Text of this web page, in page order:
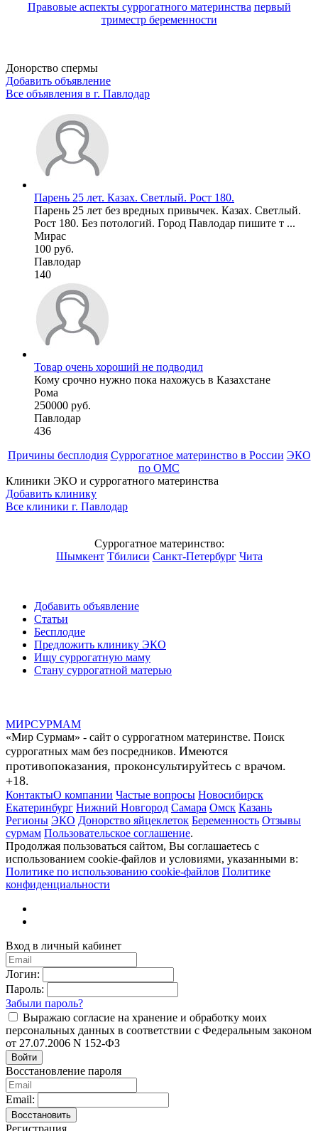
Правовые аспекты суррогатного материнства первый
триместр беременности
Донорство спермы
Добавить объявление
Все объявления в г. Павлодар
Парень 25 лет. Казах. Светлый. Рост 180.
Парень 25 лет без вредных привычек. Казах. Светлый.
Рост 180. Без потологий. Город Павлодар пишите т ...
Мирас
100 руб.
Павлодар
140
Товар очень хороший не подводил
Кому срочно нужно пока нахожусь в Казахстане
Рома
250000 руб.
Павлодар
436
Причины бесплодия Суррогатное материнство в России ЭКО
по ОМС
Клиники ЭКО и суррогатного материнства
Добавить клинику
Все клиники г. Павлодар
Суррогатное материнство:
Шымкент Тбилиси Санкт-Петербург Чита
Добавить объявление
Статьи
Бесплодие
Предложить клинику ЭКО
Ищу суррогатную маму
Стану суррогатной матерью
МИРСУРМАМ
«Мир Сурмам» - сайт о суррогатном материнстве. Поиск
суррогатных мам без посредников. Имеются
противопоказания, проконсультируйтесь с врачом.
+18.
КонтактыО компании Частые вопросы Новосибирск
Екатеринбург Нижний Новгород Самара Омск Казань
Регионы ЭКО Донорство яйцеклеток Беременность Отзывы
сурмам Пользовательское соглашение.
Продолжая пользоваться сайтом, Вы соглашаетесь с
использованием cookie-файлов и условиями, указанными в:
Политике по использованию cookie-файлов Политике
конфиденциальности
Вход в личный кабинет
Логин:
Пароль:
Забыли пароль?
Выражаю согласие на хранение и обработку моих
персональных данных в соответствии с Федеральным законом
от 27.07.2006 N 152-ФЗ
Войти
Восстановление пароля
Email:
Восстановить